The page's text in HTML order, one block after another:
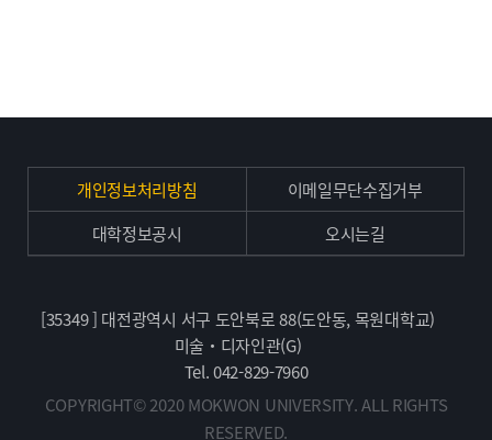
개인정보처리방침
이메일무단수집거부
대학정보공시
오시는길
[35349 ] 대전광역시 서구 도안북로 88(도안동, 목원대학교)
미술・디자인관(G)
Tel. 042-829-7960
COPYRIGHT© 2020 MOKWON UNIVERSITY. ALL RIGHTS
RESERVED.